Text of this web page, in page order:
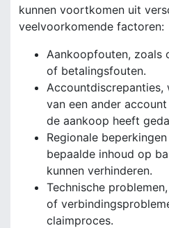
kunnen voortkomen uit
veelvoorkomende factoren:
Aankoopfouten, zoals
of betalingsfouten.
Accountdiscrepanties,
van een ander
de aankoop heeft
Regionale
bepaalde inhoud op
kunnen verhinderen.
Technische
of
claimproces.